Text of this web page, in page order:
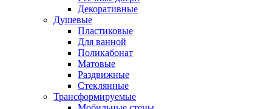
Декоративные
Душевые
Пластиковые
Для ванной
Поликабонат
Матовые
Раздвижные
Стеклянные
Трансформируемые